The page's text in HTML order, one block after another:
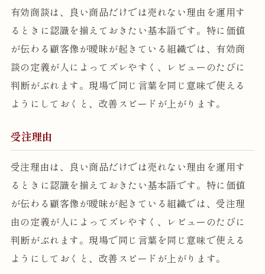
有効商談は、良い商品だけでは売れない理由を運用す
るときに認識を揃えておきたい基本語です。特に価値
が伝わる顧客像が曖昧が起きている組織では、有効商
談の定義が人によってズレやすく、レビューのたびに
判断がぶれます。現場で同じ言葉を同じ意味で使える
ようにしておくと、改善スピードが上がります。
受注理由
受注理由は、良い商品だけでは売れない理由を運用す
るときに認識を揃えておきたい基本語です。特に価値
が伝わる顧客像が曖昧が起きている組織では、受注理
由の定義が人によってズレやすく、レビューのたびに
判断がぶれます。現場で同じ言葉を同じ意味で使える
ようにしておくと、改善スピードが上がります。